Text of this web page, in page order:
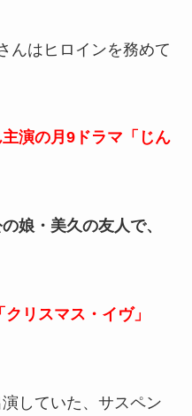
んはヒロインを務めて
演の月9ドラマ「じん
娘・美久の友人で、
リスマス・イヴ」
していた、サスペン